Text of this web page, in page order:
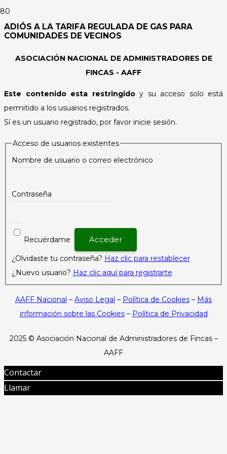
ADIÓS A LA TARIFA REGULADA DE GAS PARA
COMUNIDADES DE VECINOS
ASOCIACIÓN NACIONAL DE ADMINISTRADORES DE
FINCAS - AAFF
Este contenido esta restringidoy su acceso solo está
permitido a los usuarios registrados.
Sí es un usuario registrado, por favor inicie sesión.
Acceso de usuarios existentes
Nombre de usuario o correo electrónico
Contraseña
Recuérdame
¿Olvidaste tu contraseña? Haz clic para restablecer
¿Nuevo usuario? Haz clic aquí para registrarte
AAFF Nacional – Aviso Legal – Política de Cookies – Más
información sobre las Cookies– Política de Privacidad
2025 © Asociación Nacional de Administradores de Fincas –
AAFF
Contactar
Llamar